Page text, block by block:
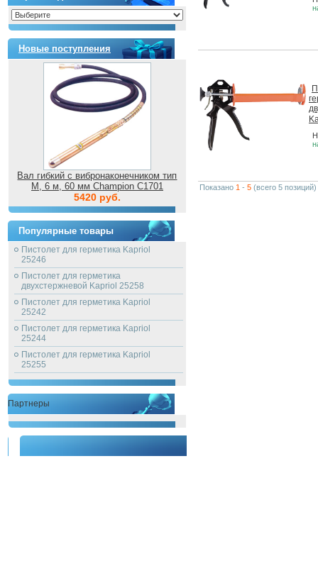
Новые поступления
Вал гибкий с вибронаконечником тип
M, 6 м, 60 мм Champion C1701
5420 руб.
Популярные товары
Пистолет для герметика Kapriol
25246
Пистолет для герметика
двухстержневой Kapriol 25258
Пистолет для герметика Kapriol
25242
Пистолет для герметика Kapriol
25244
Пистолет для герметика Kapriol
25255
Партнеры
Показано 1 - 5 (всего 5 позиций)